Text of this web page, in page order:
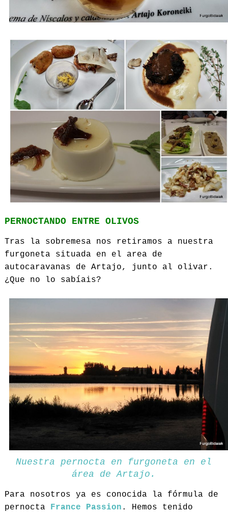
PERNOCTANDO ENTRE OLIVOS
Tras la sobremesa nos retiramos a nuestra
furgoneta situada en el area de
autocaravanas de Artajo, junto al olivar.
¿Que no lo sabíais?
Nuestra pernocta en furgoneta en el
área de Artajo.
Para nosotros ya es conocida la fórmula de
pernocta
France Passion . Hemos tenido